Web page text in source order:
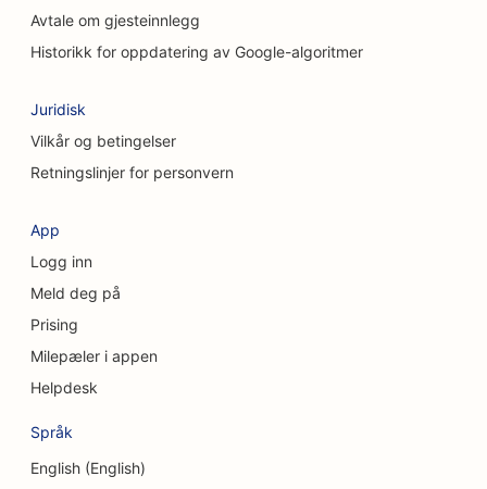
SEO for tjenester innen kjemisk peeling
SEO for klesbutikker
SEO for kraniofaciale kirurger
SEO for kaffebarer
SEO for konsulentfirmaer
SEO for delikatesseforretninger
SEO for gjeldsrådgivningstjenester
SEO for Dermabrasion-tjenester
Avtale om gjesteinnlegg
Historikk for oppdatering av Google-algoritmer
Juridisk
Vilkår og betingelser
Retningslinjer for personvern
App
Logg inn
Meld deg på
Prising
Milepæler i appen
Helpdesk
Språk
English (English)